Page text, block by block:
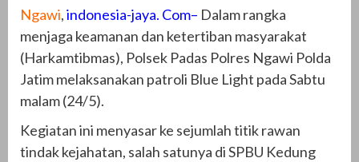
Ngawi,indonesia-jaya. Com– Dalam rangka
menjaga keamanan dan ketertiban masyarakat
(Harkamtibmas), Polsek Padas Polres Ngawi Polda
Jatim melaksanakan patroli Blue Light pada Sabtu
malam (24/5).
Kegiatan ini menyasar ke sejumlah titik rawan
tindak kejahatan, salah satunya di SPBU Kedung